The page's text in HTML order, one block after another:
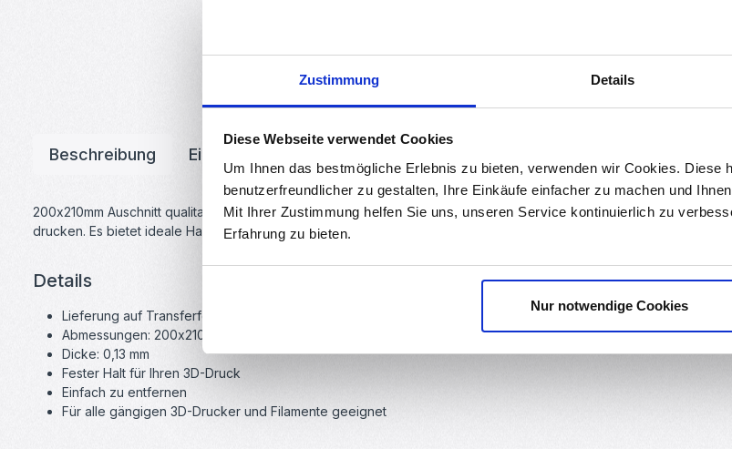
Zustimmung Details
Diese Webseite verwendet Cookies
Um Ihnen das bestmögliche Erlebnis zu bieten, verwenden wir Cookies. Diese
benutzerfreundlicher zu gestalten, Ihre Einkäufe einfacher zu machen und
Mit Ihrer Zustimmung helfen Sie uns, unseren Service kontinuierlich zu
Erfahrung zu bieten.
Nur notwendige Cookies
MakerMind
0.01 kg
Beschreibung Eigenschaften
200x210mm Auschnitt qualitativ hochwertiges Blue Tape für ideale Haftung der Druckfläche beim 3D-Druck.
drucken. Es bietet ideale Haftung für den 3D-Druck und verhindert dass der Druck sich löst oder verzieht
Details
Lieferung auf Transferfolie
Abmessungen: 200x210mm
Dicke: 0,13 mm
Fester Halt für Ihren 3D-Druck
Einfach zu entfernen
Für alle gängigen 3D-Drucker und Filamente geeignet